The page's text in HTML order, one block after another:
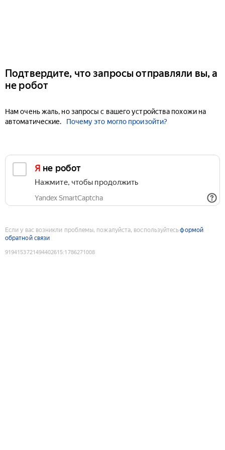
Подтвердите, что запросы отправляли вы, а
не робот
Нам очень жаль, но запросы с вашего устройства похожи на
автоматические.
Почему это могло произойти?
Я не робот
Нажмите, чтобы продолжить
Yandex SmartCaptcha
Если у вас возникли проблемы, пожалуйста, воспользуйтесьформой
обратной связи
9194153721494402615:1786271008